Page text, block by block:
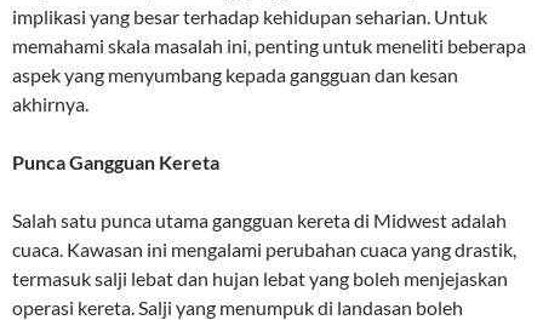
implikasi yang besar terhadap kehidupan seharian. Untuk
memahami skala masalah ini, penting untuk meneliti beberapa
aspek yang menyumbang kepada gangguan dan kesan
akhirnya.
Punca Gangguan Kereta
Salah satu punca utama gangguan kereta di Midwest adalah
cuaca. Kawasan ini mengalami perubahan cuaca yang drastik,
termasuk salji lebat dan hujan lebat yang boleh menjejaskan
operasi kereta. Salji yang menumpuk di landasan boleh